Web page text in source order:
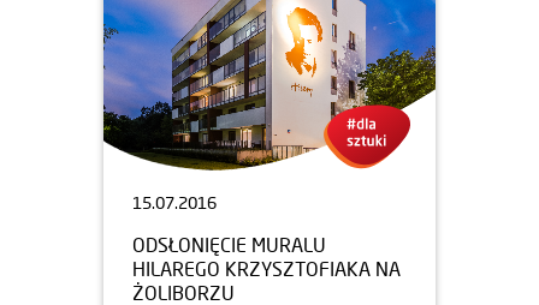
15.07.2016
ODSŁONIĘCIE MURALU
HILAREGO KRZYSZTOFIAKA NA
ŻOLIBORZU